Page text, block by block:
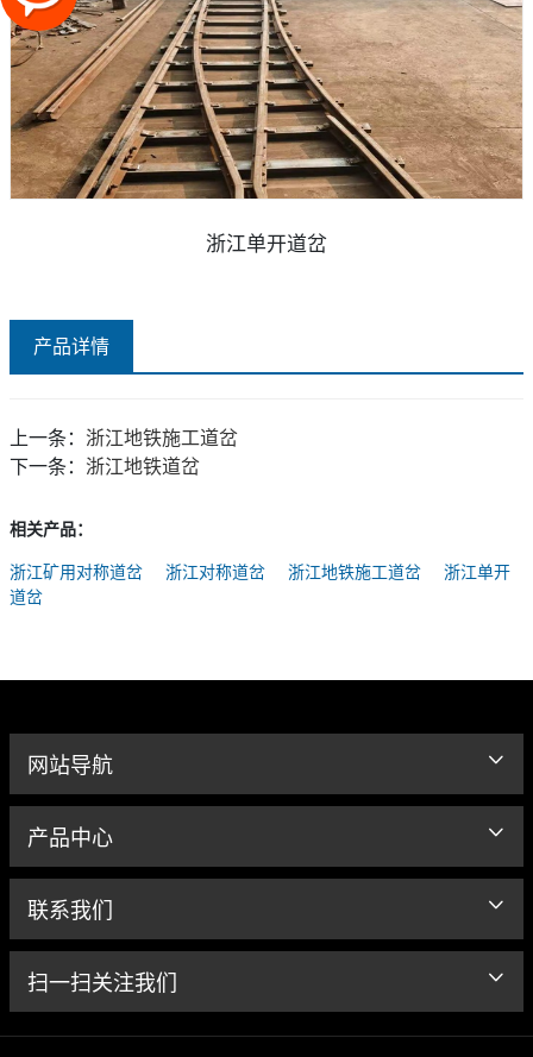
浙江单开道岔
产品详情
上一条： 浙江地铁施工道岔
下一条： 浙江地铁道岔
相关产品：
浙江矿用对称道岔
浙江对称道岔 浙江地铁施工道岔
浙江单开
道岔
网站导航
产品中心
联系我们
扫一扫关注我们